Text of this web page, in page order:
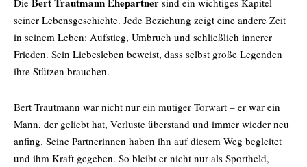
seiner Lebensgeschichte. Jede Beziehung zeigt eine andere Zeit
in seinem Leben: Aufstieg, Umbruch und schließlich innerer
Frieden. Sein Liebesleben beweist, dass selbst große Legenden
ihre Stützen brauchen.
Bert Trautmann war nicht nur ein mutiger Torwart – er war ein
Mann, der geliebt hat, Verluste überstand und immer wieder neu
anfing. Seine Partnerinnen haben ihn auf diesem Weg begleitet
und ihm Kraft gegeben. So bleibt er nicht nur als Sportheld,